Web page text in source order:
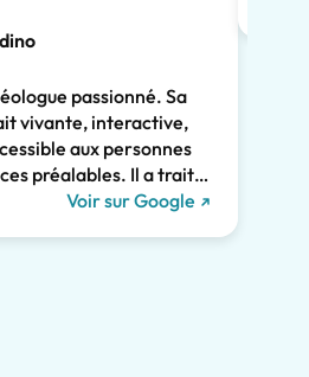
passionné. Sa
vivante, interactive,
aux personnes
préalables. Il a traité
et l'a liée à la vie
Voir sur Google